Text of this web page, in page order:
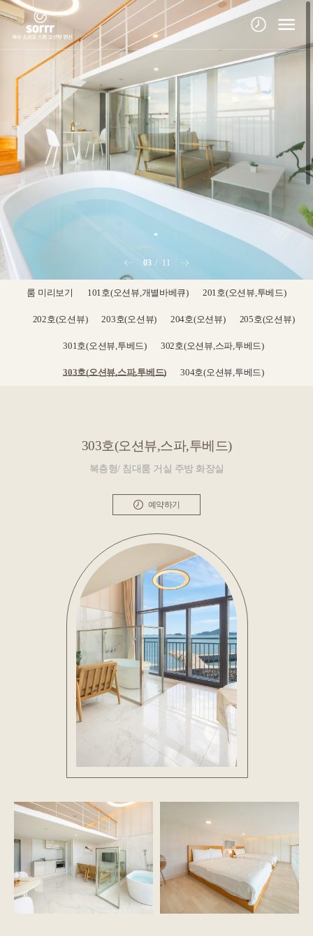
03 11
룸 미리보기 101호(오션뷰,개별바베큐) 201호(오션뷰,투베드)
202호(오션뷰) 203호(오션뷰) 204호(오션뷰) 205호(오션뷰)
301호(오션뷰,투베드) 302호(오션뷰,스파,투베드)
303호(오션뷰,스파,투베드) 304호(오션뷰,투베드)
303호(오션뷰,스파,투베드)
복층형/ 침대룸 거실 주방 화장실
예약하기